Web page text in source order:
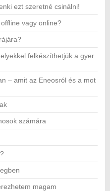
ezt szeretné csinálni!
vagy online?
felkészíthetjük a gyer
– amit az Eneosról és a mot
számára
magam